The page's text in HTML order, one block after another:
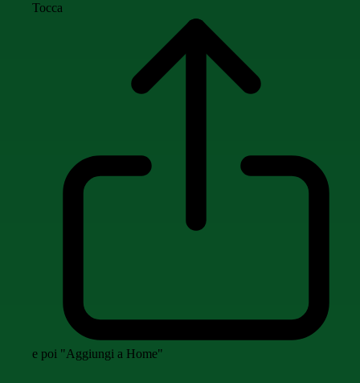
Tocca
e poi "Aggiungi a Home"